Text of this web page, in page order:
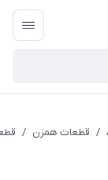
/ قطعات همزن /